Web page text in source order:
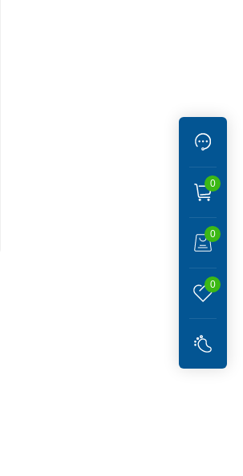
0
0
0